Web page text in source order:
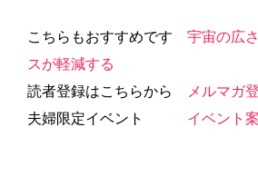
こちらもおすすめです 宇宙の広
スが軽減する
読者登録はこちらから
メルマガ
夫婦限定イベント イベント